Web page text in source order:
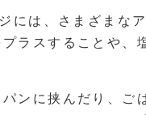
には、さまざまな
ラスすることや、
ンに挟んだり、ご